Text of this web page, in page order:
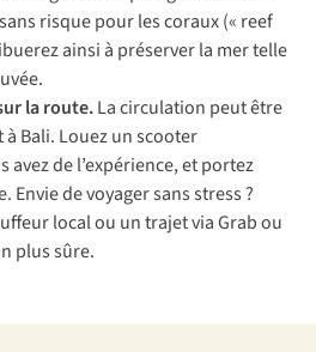
risque pour les coraux (« reef
ainsi à préserver la mer telle
la route.La circulation peut être
Bali. Louez un scooter
avez de l’expérience, et portez
Envie de voyager sans stress ?
local ou un trajet via Grab ou
plus sûre.